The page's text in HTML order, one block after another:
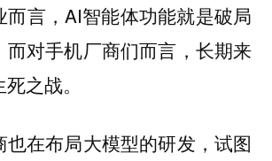
而言，AI智能体功能就是破局
而对手机厂商们而言，长期来
之战。
也在布局大模型的研发，试图